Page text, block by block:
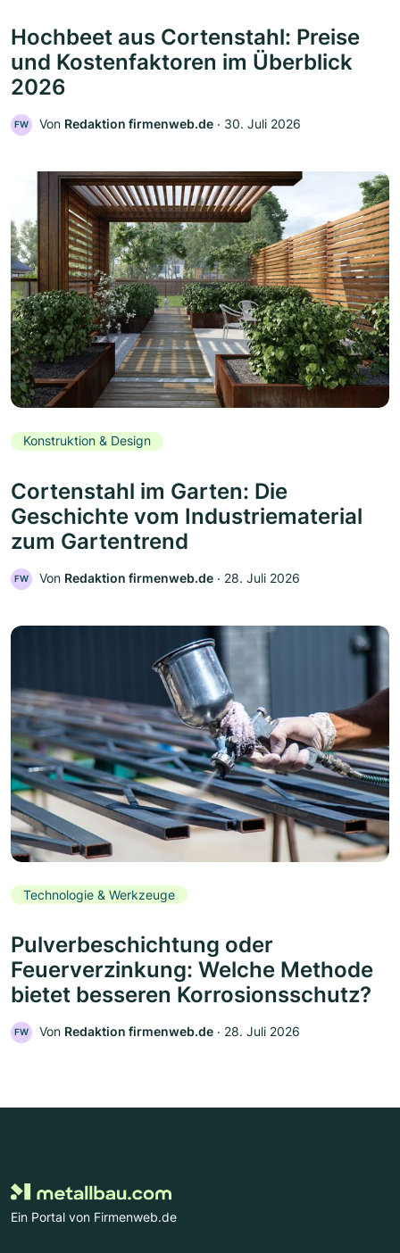
Hochbeet aus Cortenstahl: Preise
und Kostenfaktoren im Überblick
2026
FW Von Redaktion firmenweb.de ‧ 30. Juli 2026
Konstruktion & Design
Cortenstahl im Garten: Die
Geschichte vom Industriematerial
zum Gartentrend
FW Von Redaktion firmenweb.de ‧ 28. Juli 2026
Technologie & Werkzeuge
Pulverbeschichtung oder
Feuerverzinkung: Welche Methode
bietet besseren Korrosionsschutz?
FW Von Redaktion firmenweb.de ‧ 28. Juli 2026
Ein Portal von Firmenweb.de